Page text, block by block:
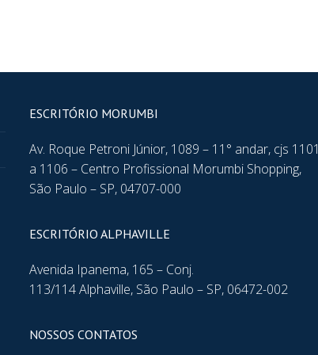
ESCRITÓRIO MORUMBI
Av. Roque Petroni Júnior, 1089 – 11° andar, cjs 1101
a 1106 – Centro Profissional Morumbi Shopping,
São Paulo – SP, 04707-000
ESCRITÓRIO ALPHAVILLE
Avenida Ipanema, 165 – Conj.
113/114 Alphaville, São Paulo – SP, 06472-002
NOSSOS CONTATOS